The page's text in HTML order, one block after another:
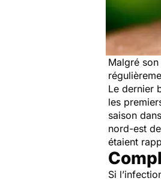
Malgré
Le dernier
les
saison
nord-est
étaient
Si